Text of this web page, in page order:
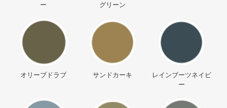
ー
グリーン
オリーブドラブ サンドカーキ
レインブーツネイビ
ー